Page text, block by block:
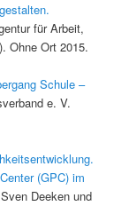
für Arbeit,
Ohne Ort 2015.
Schule –
e. V.
(GPC) im
Deeken und